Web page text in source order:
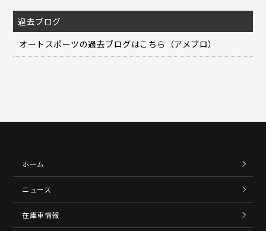
過去ブログ
オートスポーツの過去ブログはこちら（アメブロ）
ホーム
ニュース
在庫車情報